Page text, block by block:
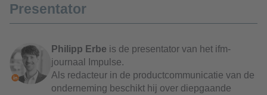
Presentator
Philipp Erbe is de presentator van het ifm-
journaal Impulse.
Als redacteur in de productcommunicatie van de
onderneming beschikt hij over diepgaande